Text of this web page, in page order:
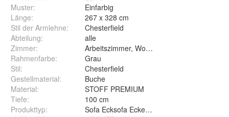
Muster:
Einfarbig
Länge:
267 x 328 cm
Stil der Armlehne:
Chesterfield
Abteilung:
alle
Zimmer:
Arbeitszimmer, Wohnzimmer, Gästezimmer
Rahmenfarbe:
Grau
Stil:
Chesterfield
Gestellmaterial:
Buche
Material:
STOFF PREMIUM
Tiefe:
100 cm
Produkttyp:
Sofa Ecksofa Ecke, Hocker